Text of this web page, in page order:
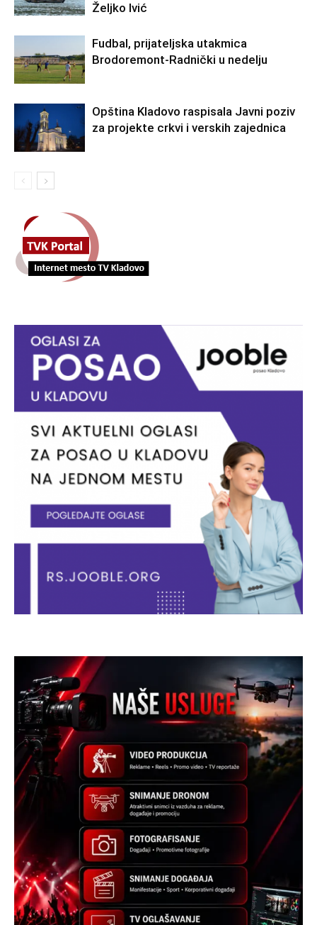
Željko Ivić
Fudbal, prijateljska utakmica
Brodoremont-Radnički u nedelju
Opština Kladovo raspisala Javni poziv
za projekte crkvi i verskih zajednica